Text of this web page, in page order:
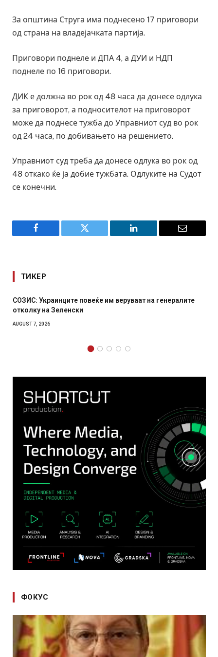
За општина Струга има поднесено 17 приговори
од страна на владејачката партија.
Приговори поднеле и ДПА 4, а ДУИ и НДП
поднеле по 16 приговори.
ДИК е должна во рок од 48 часа да донесе одлука
за приговорот, а подносителот на приговорот
може да поднесе тужба до Управниот суд во рок
од 24 часа, по добивањето на решението.
Управниот суд треба да донесе одлука во рок од
48 откако ќе ја добие тужбата. Одлуките на Судот
се конечни.
Facebook Twitter LinkedIn Email
ТИКЕР
на генералите
Рачна бомба експлодира пред зграда
ФОКУС